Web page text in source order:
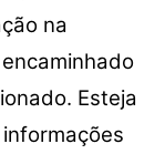
na
Esteja